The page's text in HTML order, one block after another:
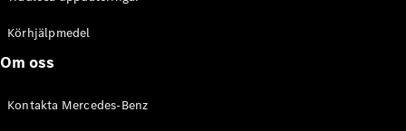
Körhjälpmedel
Om oss
Kontakta Mercedes-Benz